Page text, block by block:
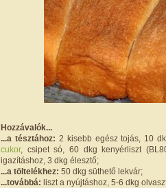
Hozzávalók...
...a tésztához: 2 kisebb egész tojás, 10
cukor, csipet só, 60 dkg kenyérliszt
igazításhoz, 3 dkg élesztő;
...a töltelékhez: 50 dkg süthető lekvár;
...továbbá: liszt a nyújtáshoz, 5-6 dkg